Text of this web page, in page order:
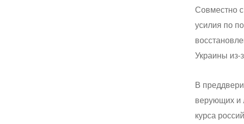
Совместно
усилия по
Украины из-
В
верующих и
курса